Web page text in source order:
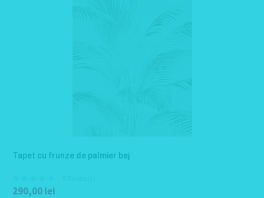
Tapet cu frunze de palmier bej
290,00 lei